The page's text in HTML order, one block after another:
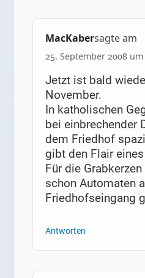
MacKabersagte am
25. September 2008 um
Jetzt ist bald
November.
In katholischen
bei einbrechender
dem Friedhof
gibt den Flair
Für die
schon Automaten
Friedhofseingang
Antworten